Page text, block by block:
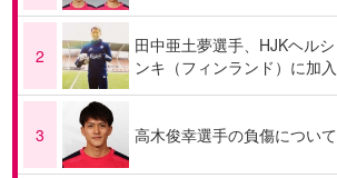
2
田中亜土夢選手、HJKヘルシ
ンキ（フィンランド）に加入
3 高木俊幸選手の負傷について